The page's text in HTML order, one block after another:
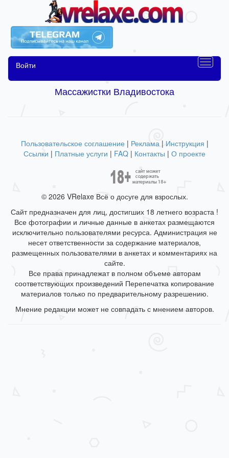
Войти
Массажистки Владивостока
Пользовательское соглашение | Реклама| Инструкция |
Ссылки | Платные услуги | FAQ | Контакты | О проекте
© 2026 VRelaxe Всё о досуге для взрослых.
Сайт предназначен для лиц, достигших 18 летнего возраста !
Все фотографии и личные данные в анкетах размещаются
исключительно пользователями ресурса. Администрация не
несет ответственности за содержание материалов,
размещенных пользователями в анкетах и комментариях на
сайте.
Все права принадлежат в полном объеме авторам
соответствующих произведений Перепечатка копирование
материалов только по предварительному разрешению.
Мнение редакции может не совпадать с мнением авторов.